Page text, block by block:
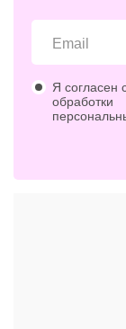
Я согласен
обработки